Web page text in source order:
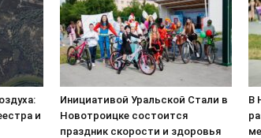
и
Инициативой Уральской Стали в
Новотроицке состоится
праздник скорости и здоровья
В